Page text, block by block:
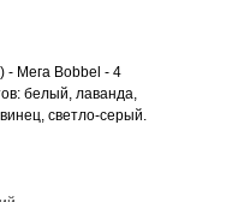
- Мега Bobbel - 4
белый, лаванда,
светло-серый.